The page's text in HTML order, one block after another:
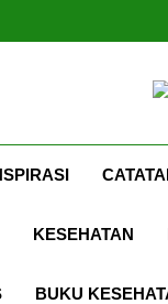
KESEHATAN
BUKU